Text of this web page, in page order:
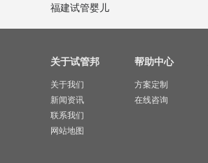
福建试管婴儿
关于试管邦
关于我们
新闻资讯
联系我们
网站地图
帮助中心
方案定制
在线咨询